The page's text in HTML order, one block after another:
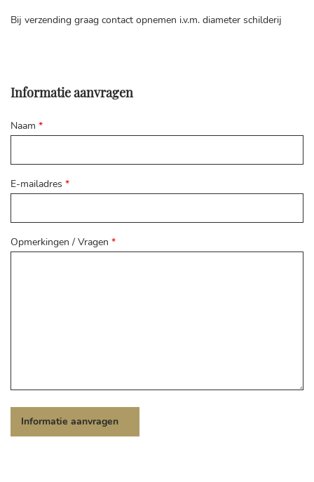
Bij verzending graag contact opnemen i.v.m. diameter schilderij
Informatie aanvragen
Naam *
E-mailadres *
Opmerkingen / Vragen *